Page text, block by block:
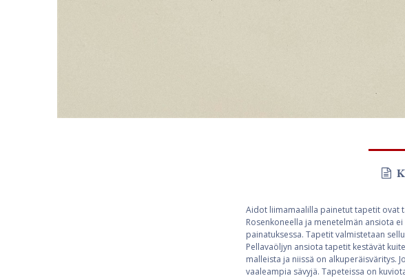
Aidot liimamaalilla painetut tapetit ovat
Rosenkoneella ja menetelmän ansiota
painatuksessa. Tapetit valmistetaan
Pellavaöljyn ansiota tapetit kestävät
malleista ja niissä on alkuperäisväritys.
vaaleampia sävyjä. Tapeteissa on